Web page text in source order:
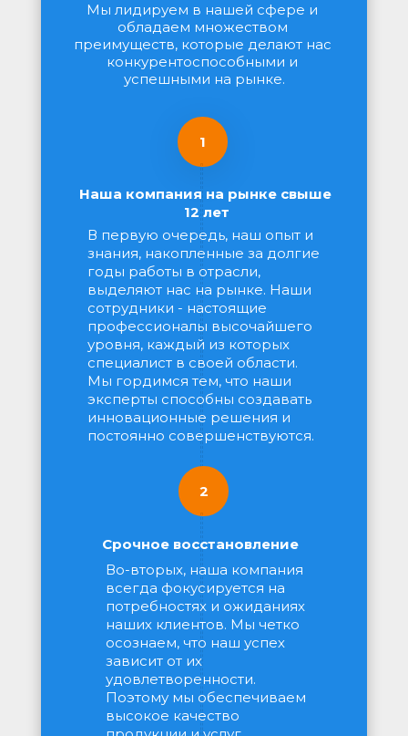
Мы лидируем в нашей сфере и
обладаем множеством
преимуществ, которые делают нас
конкурентоспособными и
успешными на рынке.
Срочное восстановление
Наша компания на рынке свыше
12 лет
В первую очередь, наш опыт и
знания, накопленные за долгие
годы работы в отрасли,
выделяют нас на рынке. Наши
сотрудники - настоящие
профессионалы высочайшего
уровня, каждый из которых
специалист в своей области.
Мы гордимся тем, что наши
эксперты способны создавать
инновационные решения и
постоянно совершенствуются.
Во-вторых, наша компания
всегда фокусируется на
потребностях и ожиданиях
наших клиентов. Мы четко
осознаем, что наш успех
зависит от их
удовлетворенности.
Поэтому мы обеспечиваем
высокое качество
1
2